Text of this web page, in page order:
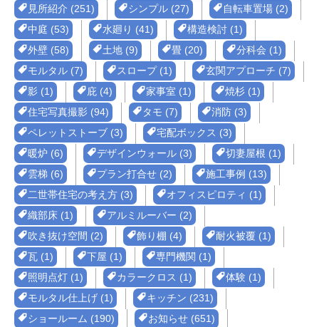
見所紹介 (251)
シンプル (27)
自転車置場 (2)
中庭 (53)
水廻り (41)
構造検討 (1)
外壁 (58)
土地 (9) 畳 (20)
分科会 (1)
モルタル (7)
スロープ (1)
玄関アプローチ (7)
影 (1)
庇 (4) 家事室 (1)
焼杉 (1)
住宅写真撮影 (94)
タモ (7)
消防 (3)
ペレットストーブ (3)
宅配ボックス (3)
暖炉 (6)
デザインウォール (3)
切妻屋根 (1)
雲梯 (6)
プラン打合せ (2)
施工事例 (13)
二世帯住宅の考え方 (3)
オフィスピロティ (1)
織部床 (1)
アルミルーバー (2)
吹き抜け空間 (2)
飾り棚 (4)
耐火被覆 (1)
瓦 (1)
下屋 (1)
専門機関 (1)
照明点灯 (1)
カラークロス (1)
体験 (1)
モルタル仕上げ (1)
キッチン (231)
ショールーム (190)
お知らせ (651)